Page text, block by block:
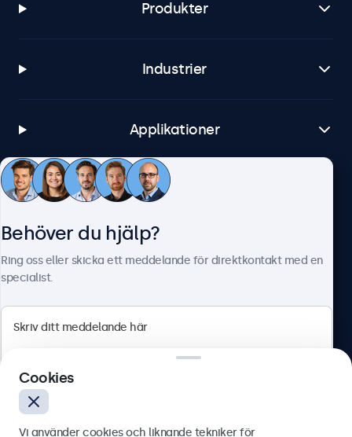
Produkter
Industrier
Applikationer
Kundtjänst
Olof Palmesgata 29, Stockholm, 111 22, Sverige
Behöver du hjälp?
Ring oss eller skicka ett meddelande för direktkontakt med en
specialist.
Cookies
Vi använder cookies och liknande tekniker för